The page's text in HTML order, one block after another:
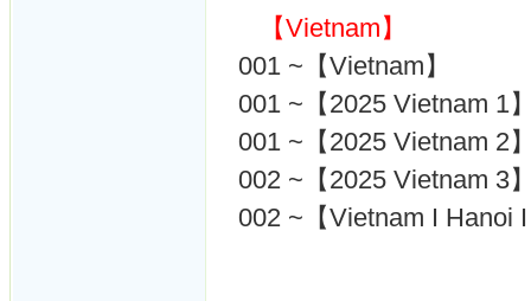
【Vietnam】
001 ~【Vietnam】
001 ~【2025 Vietnam 1
001 ~【2025 Vietnam 2
002 ~【2025 Vietnam 3
002 ~【Vietnam I Hanoi